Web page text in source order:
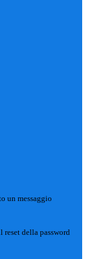
un messaggio
reset della password